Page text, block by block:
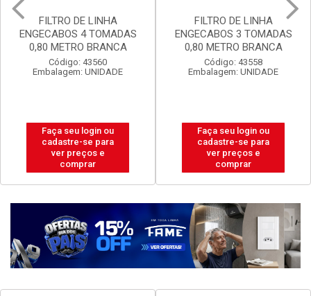
FILTRO DE LINHA
ENGECABOS 4 TOMADAS
0,80 METRO BRANCA
Código: 43560
Embalagem: UNIDADE
Faça seu login ou
cadastre-se para
ver preços e
comprar
FILTRO DE LINHA
ENGECABOS 3 TOMADAS
0,80 METRO BRANCA
Código: 43558
Embalagem: UNIDADE
Faça seu login ou
cadastre-se para
ver preços e
comprar